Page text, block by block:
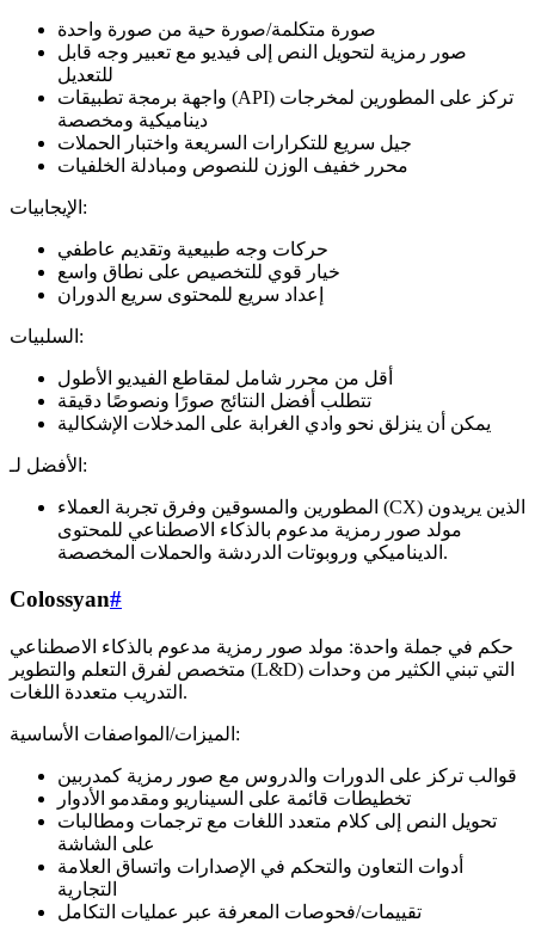
صورة متكلمة/صورة حية من صورة واحدة
صور رمزية لتحويل النص إلى فيديو مع تعبير وجه قابل
للتعديل
واجهة برمجة تطبيقات (API) تركز على المطورين لمخرجات
ديناميكية ومخصصة
جيل سريع للتكرارات السريعة واختبار الحملات
محرر خفيف الوزن للنصوص ومبادلة الخلفيات
الإيجابيات:
حركات وجه طبيعية وتقديم عاطفي
خيار قوي للتخصيص على نطاق واسع
إعداد سريع للمحتوى سريع الدوران
السلبيات:
أقل من محرر شامل لمقاطع الفيديو الأطول
تتطلب أفضل النتائج صورًا ونصوصًا دقيقة
يمكن أن ينزلق نحو وادي الغرابة على المدخلات الإشكالية
الأفضل لـ:
المطورين والمسوقين وفرق تجربة العملاء (CX) الذين يريدون
مولد صور رمزية مدعوم بالذكاء الاصطناعي للمحتوى
الديناميكي وروبوتات الدردشة والحملات المخصصة.
Colossyan#
حكم في جملة واحدة: مولد صور رمزية مدعوم بالذكاء الاصطناعي
متخصص لفرق التعلم والتطوير (L&D) التي تبني الكثير من وحدات
التدريب متعددة اللغات.
الميزات/المواصفات الأساسية:
قوالب تركز على الدورات والدروس مع صور رمزية كمدربين
تخطيطات قائمة على السيناريو ومقدمو الأدوار
تحويل النص إلى كلام متعدد اللغات مع ترجمات ومطالبات
على الشاشة
أدوات التعاون والتحكم في الإصدارات واتساق العلامة
التجارية
تقييمات/فحوصات المعرفة عبر عمليات التكامل